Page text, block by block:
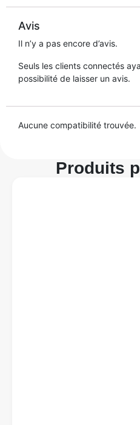
Avis
Il n’y a pas encore d’avis.
Seuls les clients connectés
possibilité de laisser un avis.
Aucune compatibilité trouvée.
Produits